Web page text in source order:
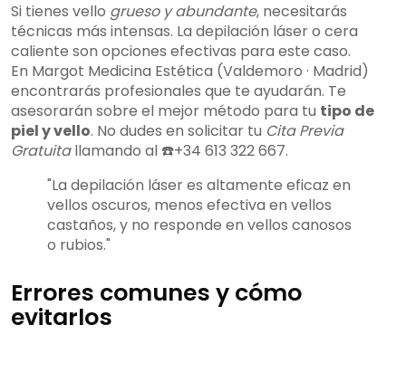
Si tienes vello grueso y abundante, necesitarás
técnicas más intensas. La depilación láser o cera
caliente son opciones efectivas para este caso.
En Margot Medicina Estética (Valdemoro · Madrid)
encontrarás profesionales que te ayudarán. Te
asesorarán sobre el mejor método para tu tipo de
piel y vello. No dudes en solicitar tu Cita Previa
Gratuitallamando al ☎️+34 613 322 667.
"La depilación láser es altamente eficaz en
vellos oscuros, menos efectiva en vellos
castaños, y no responde en vellos canosos
o rubios."
Errores comunes y cómo
evitarlos